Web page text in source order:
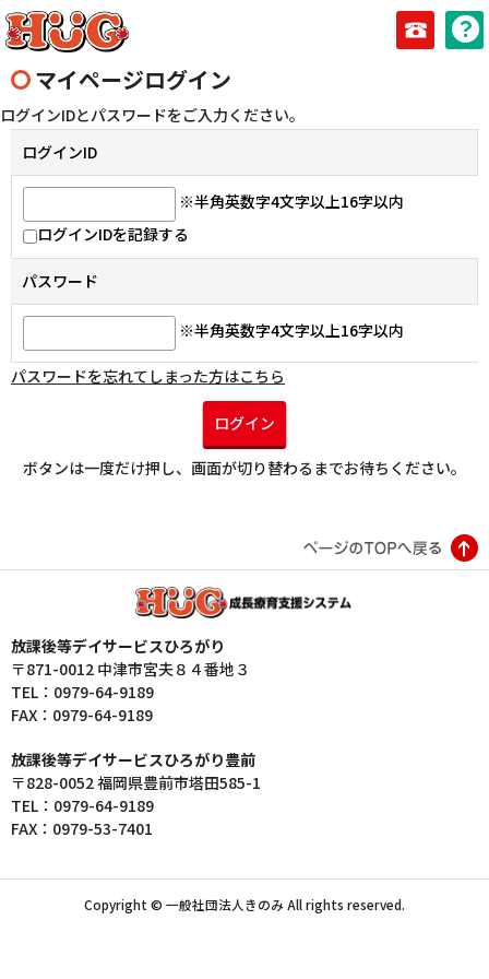
0979-
マイページログイン
ログインIDとパスワードをご入力ください。
ログインID
※半角英数字4文字以上16字以内
ログインIDを記録する
パスワード
※半角英数字4文字以上16字以内
パスワードを忘れてしまった方はこちら
ログイン
ボタンは一度だけ押し、画面が切り替わるまでお待ちください。
放課後等デイサービスひろがり
〒871-0012 中津市宮夫８４番地３
TEL：0979-64-9189
FAX：0979-64-9189
放課後等デイサービスひろがり豊前
〒828-0052 福岡県豊前市塔田585-1
TEL：0979-64-9189
FAX：0979-53-7401
Copyright © 一般社団法人きのみ All rights reserved.